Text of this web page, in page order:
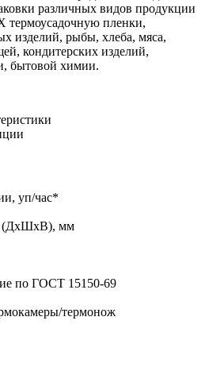
различных видов продукции
пленки,
изделий, рыбы, хлеба, мяса,
кондитерских изделий,
бытовой химии.
уп/час*
(ДхШхВ), мм
по ГОСТ 15150-69
термонож